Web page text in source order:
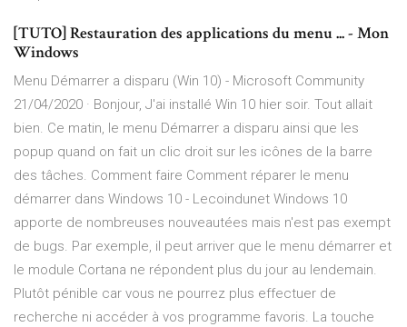
[TUTO] Restauration des applications du menu ... - Mon
Windows
Menu Démarrer a disparu (Win 10) - Microsoft Community
21/04/2020 · Bonjour, J'ai installé Win 10 hier soir. Tout allait
bien. Ce matin, le menu Démarrer a disparu ainsi que les
popup quand on fait un clic droit sur les icônes de la barre
des tâches. Comment faire Comment réparer le menu
démarrer dans Windows 10 - Lecoindunet Windows 10
apporte de nombreuses nouveautées mais n'est pas exempt
de bugs. Par exemple, il peut arriver que le menu démarrer et
le module Cortana ne répondent plus du jour au lendemain.
Plutôt pénible car vous ne pourrez plus effectuer de
recherche ni accéder à vos programme favoris. La touche